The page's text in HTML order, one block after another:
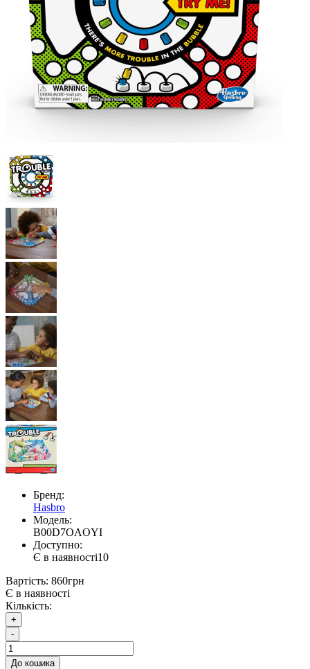
Бренд:
Hasbro
Модель:
B00D7OAOYI
Доступно:
Є в наявності10
Вартість: 860грн
Є в наявності
Кількість:
+
-
До кошика